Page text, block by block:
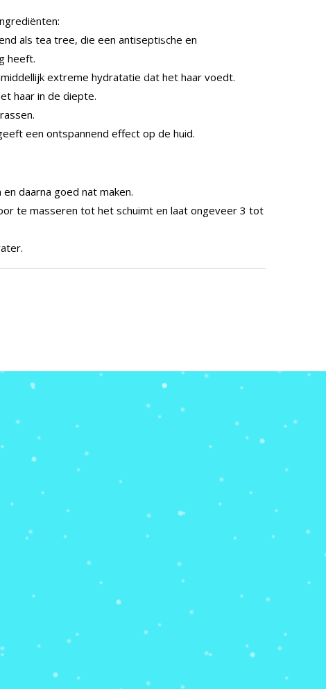
als tea tree, die een antiseptische en
heeft.
extreme hydratatie dat het haar voedt.
haar in de diepte.
een ontspannend effect op de huid.
daarna goed nat maken.
te masseren tot het schuimt en laat ongeveer 3 tot